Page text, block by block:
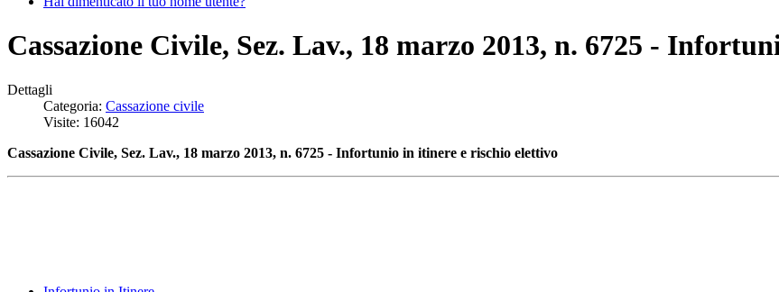
Cassazione Civile, Sez. Lav., 18 marzo 2013, n. 6725 -
Dettagli
Categoria: Cassazione civile
Visite: 16042
Cassazione Civile, Sez. Lav., 18 marzo 2013, n. 6725 - Infortunio in itinere e rischio elettivo